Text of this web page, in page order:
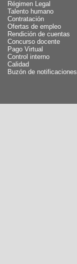
Régimen Legal
Talento humano
Contratación
Ofertas de empleo
Rendición de cuentas
Concurso docente
Pago Virtual
Control interno
Calidad
Buzón de notificaciones